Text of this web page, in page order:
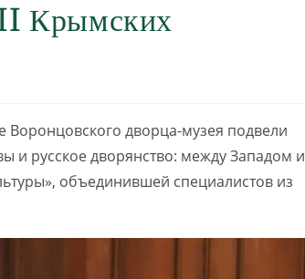
Крымских
Воронцовского дворца-музея подвели
и русское дворянство: между Западом и
объединившей специалистов из